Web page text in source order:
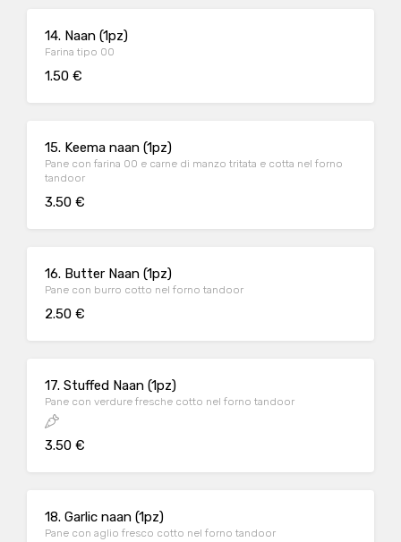
14. Naan (1pz)
Farina tipo 00
1.50 €
15. Keema naan (1pz)
Pane con farina 00 e carne di manzo tritata e cotta nel forno
tandoor
3.50 €
16. Butter Naan (1pz)
Pane con burro cotto nel forno tandoor
2.50 €
17. Stuffed Naan (1pz)
Pane con verdure fresche cotto nel forno tandoor
3.50 €
18. Garlic naan (1pz)
Pane con aglio fresco cotto nel forno tandoor